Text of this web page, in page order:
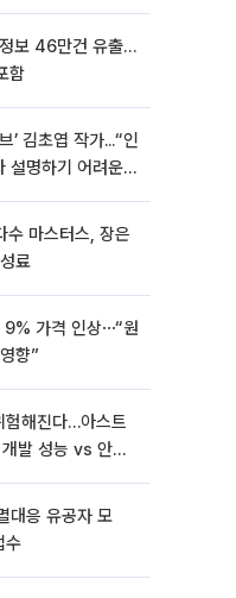
보 46만건 유출…
함
’ 김초엽 작가...“인
설명하기 어려운
수 마스터스, 장은
료
9% 가격 인상⋯“원
향”
험해진다…아스트
발 성능 vs 안전
대응 유공자 모
수